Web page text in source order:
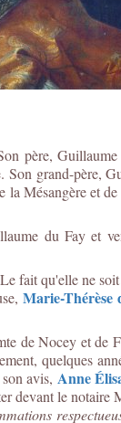
père,
Son grand-père,
la Mésangère et
du Fay et
fait qu'elle ne
Marie-Thérèse
de Nocey et de
quelques
avis, Anne
devant le notaire